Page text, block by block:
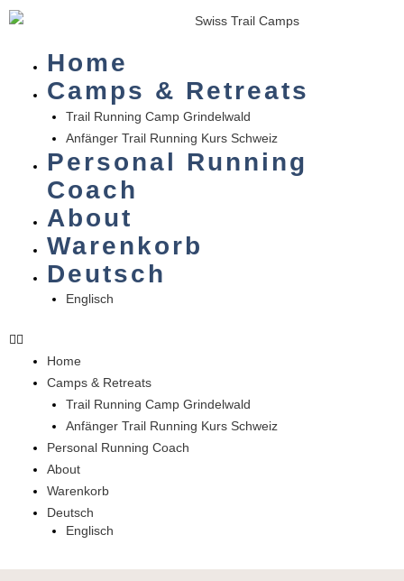
Zum
springenHome
Camps & Retreats
Trail Running Camp Grindelwald
Anfänger Trail Running Kurs Schweiz
Personal Running
Coach
About
Warenkorb
Deutsch
Englisch
Home
Camps & Retreats
Trail Running Camp Grindelwald
Anfänger Trail Running Kurs Schweiz
Personal Running Coach
About
Warenkorb
Deutsch
Englisch
|
Nächte
02.01.2024
Geteiltes
Doppelzimmer
Menge